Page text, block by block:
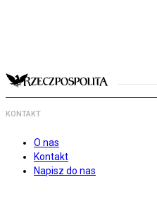
KONTAKT
O nas
Kontakt
Napisz do nas